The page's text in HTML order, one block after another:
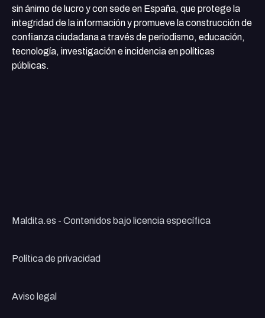
sin ánimo de lucro y con sede en España, que protege la
integridad de la información y promueve la construcción de
confianza ciudadana a través de periodismo, educación,
tecnología, investigación e incidencia en políticas
públicas.
Maldita.es - Contenidos bajo licencia específica
Política de privacidad
Aviso legal